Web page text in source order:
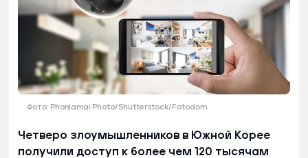
Фото: Phonlamai Photo/Shutterstock/Fotodom
Четверо злоумышленников в Южной Корее
получили доступ к более чем 120 тысячам